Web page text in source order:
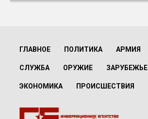
ГЛАВНОЕ ПОЛИТИКА АРМИЯ
СЛУЖБА ОРУЖИЕ ЗАРУБЕЖЬЕ
ЭКОНОМИКА ПРОИСШЕСТВИЯ